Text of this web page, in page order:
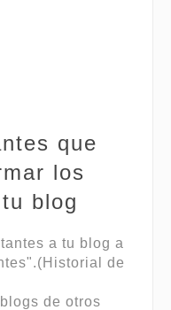
que
los
blog
a tu blog a
de
de otros